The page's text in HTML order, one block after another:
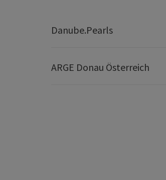
Danube.Pearls
ARGE Donau Österreich